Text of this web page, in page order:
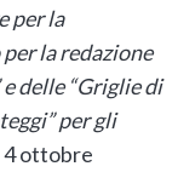
per la
la redazione
delle “Griglie di
per gli
ottobre